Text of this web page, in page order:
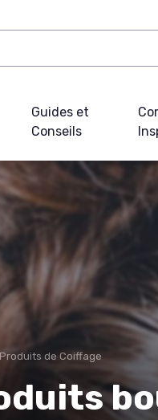
Guides et
Conseils
Produits de Coiffage